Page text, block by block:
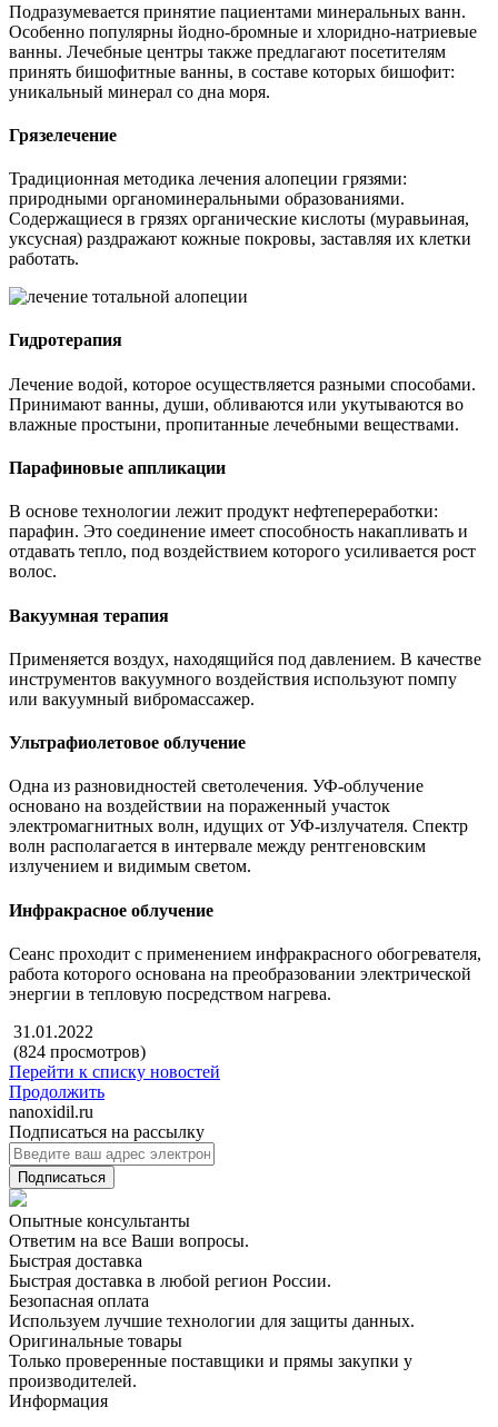
Подразумевается принятие пациентами минеральных ванн.
Особенно популярны йодно-бромные и хлоридно-натриевые
ванны. Лечебные центры также предлагают посетителям
принять бишофитные ванны, в составе которых бишофит:
уникальный минерал со дна моря.
Грязелечение
Традиционная методика лечения алопеции грязями:
природными органоминеральными образованиями.
Содержащиеся в грязях органические кислоты (муравьиная,
уксусная) раздражают кожные покровы, заставляя их клетки
работать.
Гидротерапия
Лечение водой, которое осуществляется разными способами.
Принимают ванны, души, обливаются или укутываются во
влажные простыни, пропитанные лечебными веществами.
Парафиновые аппликации
В основе технологии лежит продукт нефтепереработки:
парафин. Это соединение имеет способность накапливать и
отдавать тепло, под воздействием которого усиливается рост
волос.
Вакуумная терапия
Применяется воздух, находящийся под давлением. В качестве
инструментов вакуумного воздействия используют помпу
или вакуумный вибромассажер.
Ультрафиолетовое облучение
Одна из разновидностей светолечения. УФ-облучение
основано на воздействии на пораженный участок
электромагнитных волн, идущих от УФ-излучателя. Спектр
волн располагается в интервале между рентгеновским
излучением и видимым светом.
Инфракрасное облучение
Сеанс проходит с применением инфракрасного обогревателя,
работа которого основана на преобразовании электрической
энергии в тепловую посредством нагрева.
31.01.2022
(824 просмотров)
Перейти к списку новостей
Продолжить
nanoxidil.ru
Подписаться на рассылку
Подписаться
Опытные консультанты
Ответим на все Ваши вопросы.
Быстрая доставка
Быстрая доставка в любой регион России.
Безопасная оплата
Используем лучшие технологии для защиты данных.
Оригинальные товары
Только проверенные поставщики и прямы закупки у
производителей.
Информация